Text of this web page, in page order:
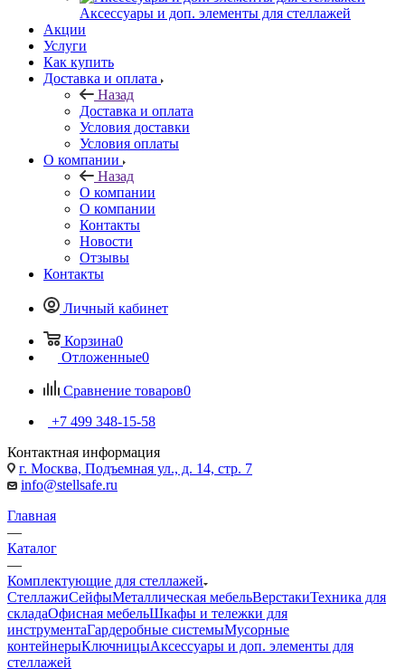
Аксессуары и доп. элементы для стеллажей
Акции
Услуги
Как купить
Доставка и оплата
Назад
Доставка и оплата
Условия доставки
Условия оплаты
О компании
Назад
О компании
О компании
Контакты
Новости
Отзывы
Контакты
Личный кабинет
Корзина0
Отложенные0
Сравнение товаров0
+7 499 348-15-58
Контактная информация
г. Москва, Подъемная ул., д. 14, стр. 7
info@stellsafe.ru
Главная
—
Каталог
—
Комплектующие для стеллажей
СтеллажиСейфыМеталлическая мебельВерстакиТехника для
складаОфисная мебельШкафы и тележки для
инструментаГардеробные системыМусорные
контейнерыКлючницыАксессуары и доп. элементы для
стеллажей